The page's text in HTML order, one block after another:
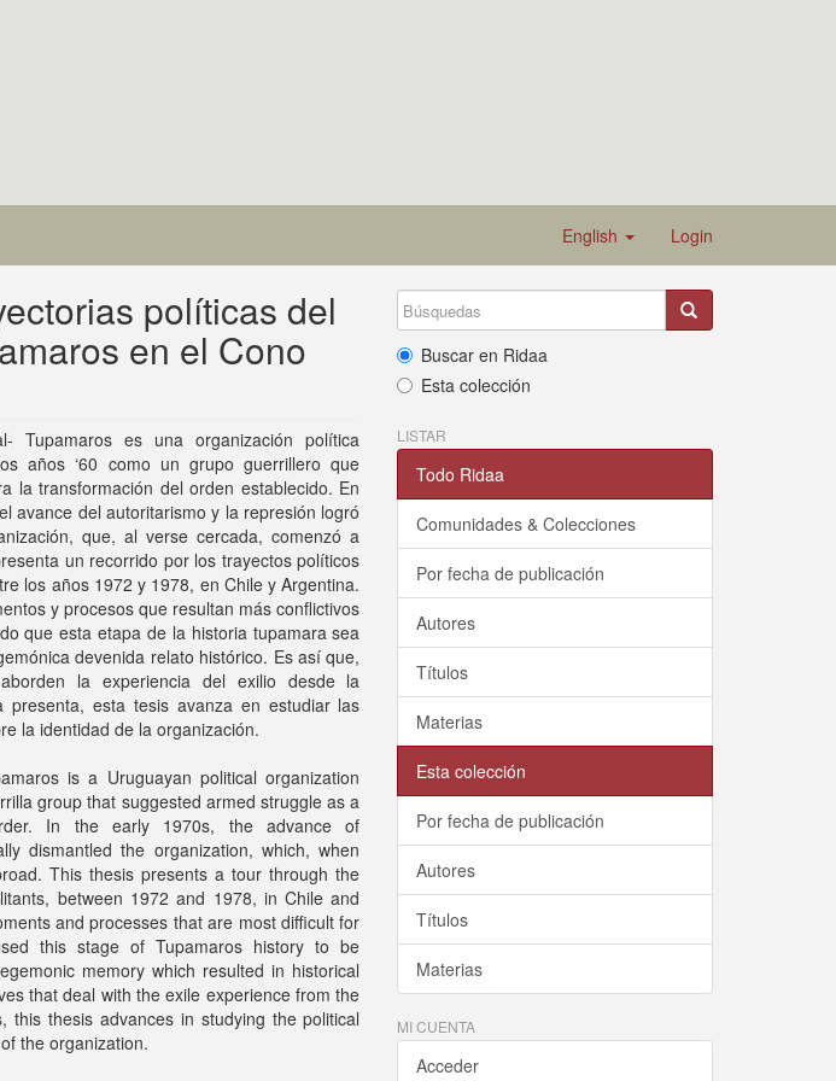
English Login
políticas del
en el Cono
Tupamaros es una organización política
años ‘60 como un grupo guerrillero que
la transformación del orden establecido. En
avance del autoritarismo y la represión logró
que, al verse cercada, comenzó a
un recorrido por los trayectos políticos
los años 1972 y 1978, en Chile y Argentina.
y procesos que resultan más conflictivos
que esta etapa de la historia tupamara sea
devenida relato histórico. Es así que,
la experiencia del exilio desde la
esta tesis avanza en estudiar las
la identidad de la organización.
is a Uruguayan political organization
group that suggested armed struggle as a
In the early 1970s, the advance of
dismantled the organization, which, when
This thesis presents a tour through the
between 1972 and 1978, in Chile and
and processes that are most difficult for
this stage of Tupamaros history to be
memory which resulted in historical
that deal with the exile experience from the
this thesis advances in studying the political
the organization.
Buscar en Ridaa
Esta colección
LISTAR
Todo Ridaa
Comunidades & Colecciones
Por fecha de publicación
Autores
Títulos
Materias
Esta colección
Por fecha de publicación
Autores
Títulos
Materias
MI CUENTA
Acceder